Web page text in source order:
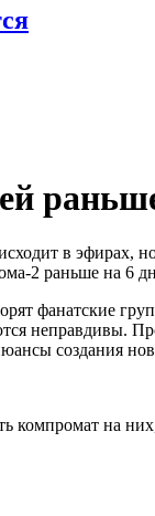
в
2 раньше на 6
неправдивы.
создания
компромат на